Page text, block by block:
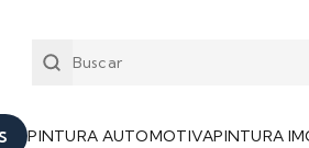
PINTURA AUTOMOTIVAPINTURA